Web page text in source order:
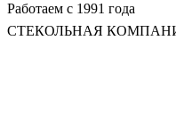
Работаем с 1991 года
СТЕКОЛЬНАЯ